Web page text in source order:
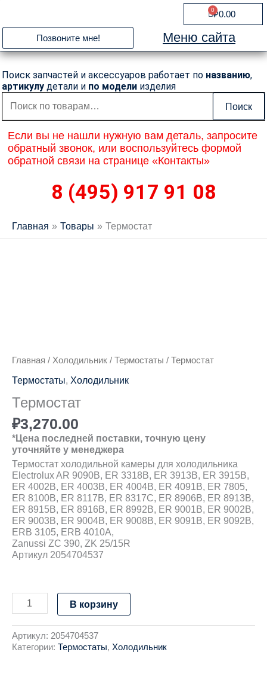
содержимому
₽0.00
0
Cart
Позвоните мне! Меню сайта
Поиск запчастей и аксессуаров работает по названию,
артикулу детали и по модели изделия
Искать:
Поиск
Если вы не нашли нужную вам деталь, запросите
обратный звонок, или воспользуйтесь формой
обратной связи на странице «Контакты»
8 (495) 917 91 08
Главная Товары Термостат
Главная / Холодильник / Термостаты / Термостат
Термостаты Холодильник
Термостат
₽3,270.00
*Цена последней поставки, точную цену
уточняйте у менеджера
Термостат холодильной камеры для холодильника
Electrolux AR 9090B, ER 3318B, ER 3913B, ER 3915B,
ER 4002B, ER 4003B, ER 4004B, ER 4091B, ER 7805,
ER 8100B, ER 8117B, ER 8317C, ER 8906B, ER 8913B,
ER 8915B, ER 8916B, ER 8992B, ER 9001B, ER 9002B,
ER 9003B, ER 9004B, ER 9008B, ER 9091B, ER 9092B,
ERB 3105, ERB 4010A,
Zanussi ZC 390, ZK 25/15R
Артикул 2054704537
В корзину
Артикул: 2054704537
Категории: Термостаты, Холодильник